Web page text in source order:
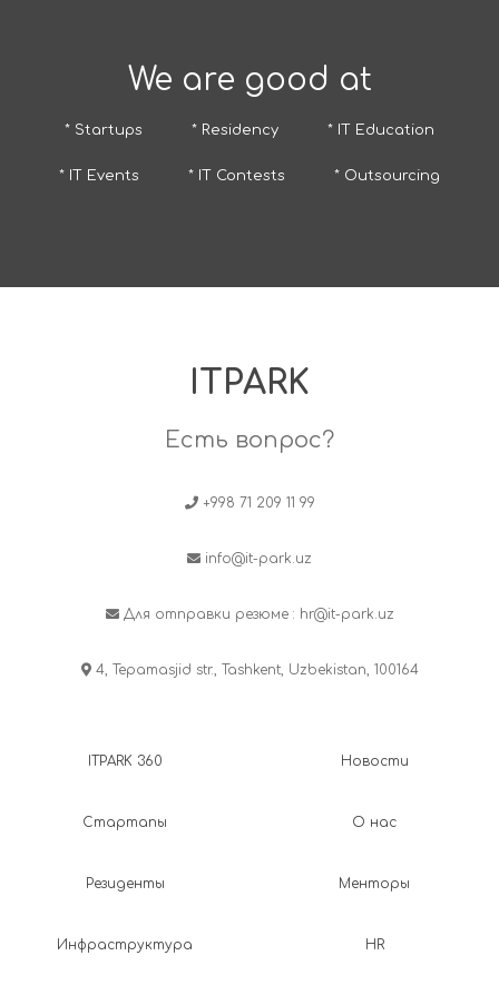
We are good at
* Startups * Residency * IT Education
* IT Events * IT Contests * Outsourcing
ITPARK
Есть вопрос?
+998 71 209 11 99
info@it-park.uz
Для отправки резюме : hr@it-park.uz
4, Tepamasjid str., Tashkent, Uzbekistan, 100164
ITPARK 360
Стартапы
Резиденты
Инфраструктура
Новости
О нас
Менторы
HR